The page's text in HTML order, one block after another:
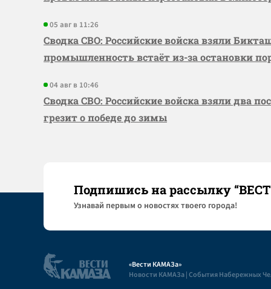
05 авг в 11:26
Сводка СВО: Российские войска взяли
промышленность встаёт из-за остановки
04 авг в 10:46
Сводка СВО: Российские войска взяли два
грезит о победе до зимы
Подпишись на рассылку
Узнaвай первым о новостях твоего города!
«Вести КАМАЗа»
Новости КАМАЗа | События Набережных